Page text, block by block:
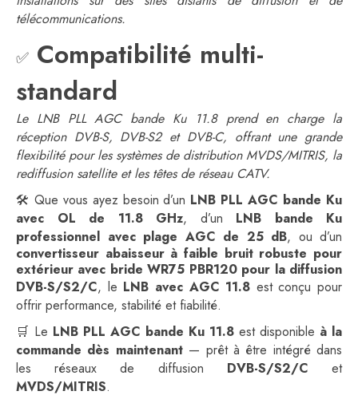
télécommunications.
✅ Compatibilité multi-
standard
Le LNB PLL AGC bande Ku 11.8 prend en charge la
réception DVB-S, DVB-S2 et DVB-C, offrant une grande
flexibilité pour les systèmes de distribution MVDS/MITRIS, la
rediffusion satellite et les têtes de réseau CATV.
🛠️ Que vous ayez besoin d’un LNB PLL AGC bande Ku
avec OL de 11.8 GHz, d’un LNB bande Ku
professionnel avec plage AGC de 25 dB, ou d’un
convertisseur abaisseur à faible bruit robuste pour
extérieur avec bride WR75 PBR120 pour la diffusion
DVB-S/S2/C, le LNB avec AGC 11.8 est conçu pour
offrir performance, stabilité et fiabilité.
🛒 Le LNB PLL AGC bande Ku 11.8 est disponible à la
commande dès maintenant— prêt à être intégré dans
les réseaux de diffusion DVB-S/S2/C et
MVDS/MITRIS.